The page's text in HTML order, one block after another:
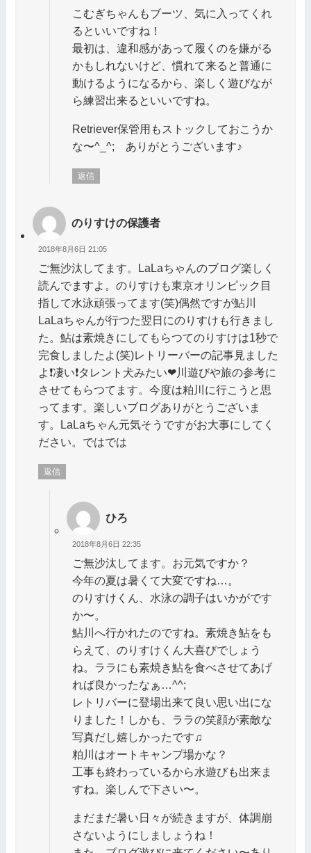
こむぎちゃんもブーツ、気に入ってくれ
るといいですね！
最初は、違和感があって履くのを嫌がる
かもしれないけど、慣れて来ると普通に
動けるようになるから、楽しく遊びなが
ら練習出来るといいですね。
Retriever保管用もストックしておこうか
な〜^_^; ありがとうございます♪
返信
のりすけの保護者
2018年8月6日 21:05
ご無沙汰してます。LaLaちゃんのブログ楽しく
読んでますよ。のりすけも東京オリンピック目
指して水泳頑張ってます(笑)偶然ですが鮎川
LaLaちゃんが行つた翌日にのりすけも行きまし
た。鮎は素焼きにしてもらつてのりすけは1秒で
完食しましたよ(笑)レトリーバーの記事見ました
よ❗凄い❗タレント犬みたい❤川遊びや旅の参考に
させてもらつてます。今度は粕川に行こうと思
ってます。楽しいブログありがとうございま
す。LaLaちゃん元気そうですがお大事にしてく
ださい。ではでは
返信
ひろ
2018年8月6日 22:35
ご無沙汰してます。お元気ですか？
今年の夏は暑くて大変ですね…。
のりすけくん、水泳の調子はいかがです
か〜。
鮎川へ行かれたのですね。素焼き鮎をも
らえて、のりすけくん大喜びでしょう
ね。ララにも素焼き鮎を食べさせてあげ
れば良かったなぁ…^^;
レトリバーに登場出来て良い思い出にな
りました！しかも、ララの笑顔が素敵な
写真だし嬉しかったです♫
粕川はオートキャンプ場かな？
工事も終わっているから水遊びも出来ま
すね。楽しんで下さい〜。
まだまだ暑い日々が続きますが、体調崩
さないようにしましょうね！